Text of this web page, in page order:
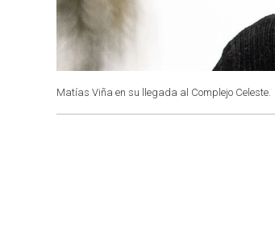
Matías Viña en su llegada al Complejo Celeste.